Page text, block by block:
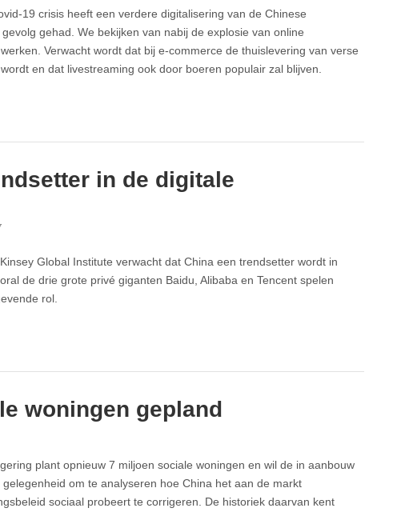
19 crisis heeft een verdere digitalisering van de Chinese
gehad. We bekijken van nabij de explosie van online
Verwacht wordt dat bij e-commerce de thuislevering van verse
en dat livestreaming ook door boeren populair zal blijven.
in de digitale
Global Institute verwacht dat China een trendsetter wordt in
de drie grote privé giganten Baidu, Alibaba en Tencent spelen
rol.
woningen gepland
plant opnieuw 7 miljoen sociale woningen en wil de in aanbouw
om te analyseren hoe China het aan de markt
sociaal probeert te corrigeren. De historiek daarvan kent